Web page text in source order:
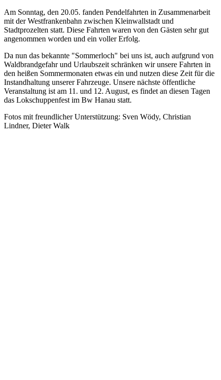
Am Sonntag, den 20.05. fanden Pendelfahrten in Zusammenarbeit
mit der Westfrankenbahn zwischen Kleinwallstadt und
Stadtprozelten statt. Diese Fahrten waren von den Gästen sehr gut
angenommen worden und ein voller Erfolg.
Da nun das bekannte "Sommerloch" bei uns ist, auch aufgrund von
Waldbrandgefahr und Urlaubszeit schränken wir unsere Fahrten in
den heißen Sommermonaten etwas ein und nutzen diese Zeit für die
Instandhaltung unserer Fahrzeuge. Unsere nächste öffentliche
Veranstaltung ist am 11. und 12. August, es findet an diesen Tagen
das Lokschuppenfest im Bw Hanau statt.
Fotos mit freundlicher Unterstützung: Sven Wödy, Christian
Lindner, Dieter Walk